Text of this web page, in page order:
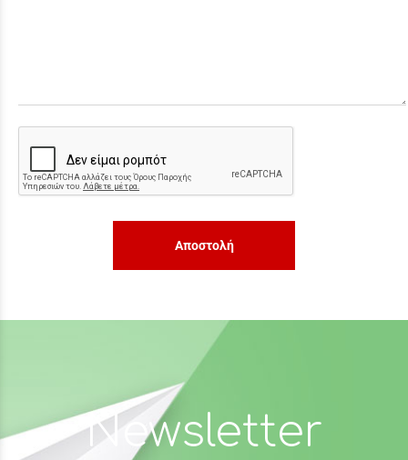
Αποστολή
Newsletter